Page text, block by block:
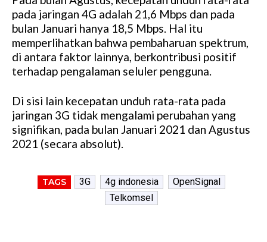
pada jaringan 4G adalah 21,6 Mbps dan pada
bulan Januari hanya 18,5 Mbps. Hal itu
memperlihatkan bahwa pembaharuan spektrum,
di antara faktor lainnya, berkontribusi positif
terhadap pengalaman seluler pengguna.
Di sisi lain kecepatan unduh rata-rata pada
jaringan 3G tidak mengalami perubahan yang
signifikan, pada bulan Januari 2021 dan Agustus
2021 (secara absolut).
TAGS 3G 4g indonesia
OpenSignal
Telkomsel